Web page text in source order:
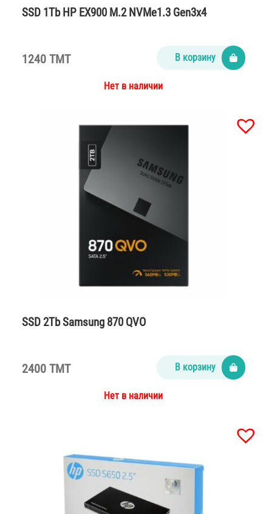
SSD 1Tb HP EX900 M.2 NVMe1.3 Gen3x4
1240 TMT В корзину
Нет в наличии
SSD 2Tb Samsung 870 QVO
2400 TMT В корзину
Нет в наличии